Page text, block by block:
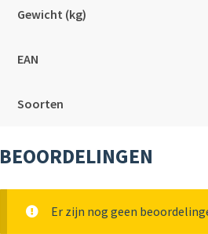
Gewicht (kg)
EAN
Soorten
BEOORDELINGEN
Er zijn nog geen